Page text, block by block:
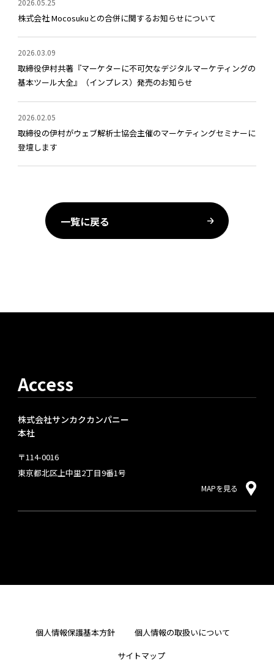
2026.05.25
株式会社 Mocosukuとの合併に関するお知らせについて
2026.03.09
取締役伊村共著『マーケターに不可欠なデジタルマーケティングの
基本ツール大全』（インプレス）発売のお知らせ
2026.02.05
取締役の伊村がウェブ解析士協会主催のマーケティングセミナーに
登壇します
一覧に戻る
Access
株式会社サンカクカンパニー
本社
〒114-0016
東京都北区上中里2丁目9番1号
MAPを見る
個人情報保護基本方針
個人情報の取扱いについて
サイトマップ